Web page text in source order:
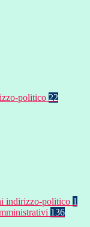
politico 22
indirizzo-politico 1
136